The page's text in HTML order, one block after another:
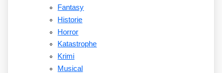
Fantasy
Historie
Horror
Katastrophe
Krimi
Musical